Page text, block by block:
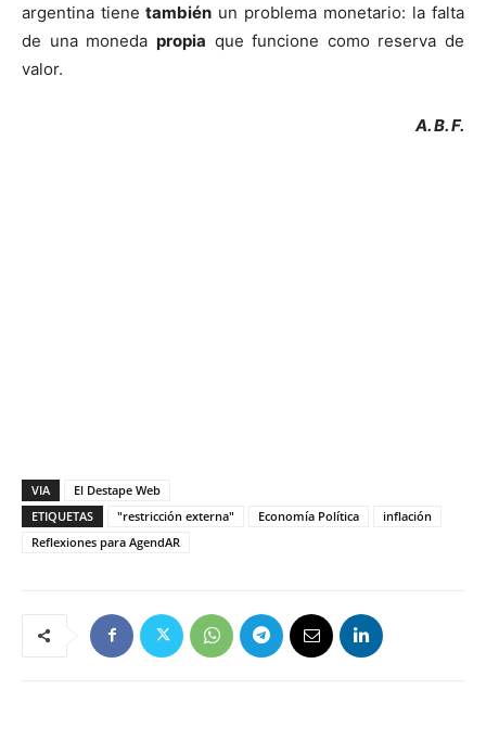
argentina tiene también un problema monetario: la falta
de una moneda propia que funcione como reserva de
valor.
A. B. F.
VIA
El Destape Web
ETIQUETAS
"restricción externa" Economía Política
inflación
Reflexiones para AgendAR